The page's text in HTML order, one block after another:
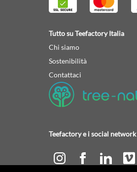
Tutto su Teefactory Italia
Chi siamo
Sostenibilità
Contattaci
Teefactory e i social network